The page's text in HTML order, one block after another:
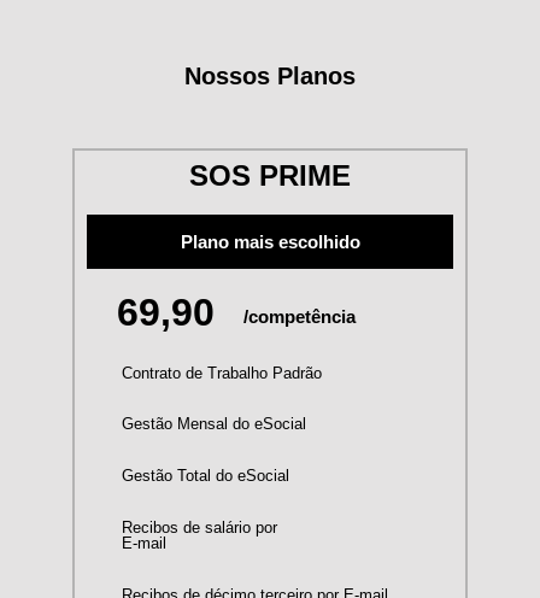
Nossos Planos
SOS PRIME
Plano mais escolhido
69,90 /competência
Contrato de Trabalho Padrão
Gestão Mensal do eSocial
Gestão Total do eSocial
Recibos de salário por
E-mail